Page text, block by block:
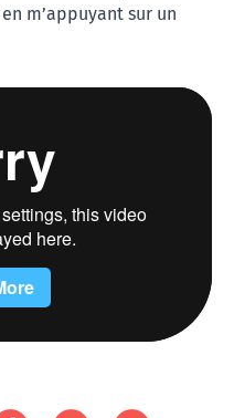
m’appuyant sur un